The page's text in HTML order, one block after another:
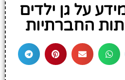
על גן ילדים
החברתיות